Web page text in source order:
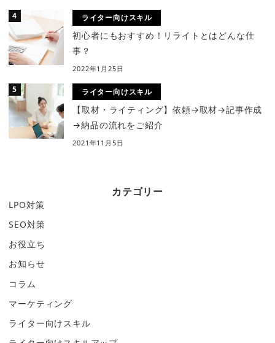
ライター向けスキル
初心者にもおすすめ！リライトとはどんな仕
事？
2022年1月25日
ライター向けスキル
【取材・ライティング】依頼→取材→記事作成
→納品の流れをご紹介
2021年11月5日
カテゴリー
LPO対策
SEO対策
お役立ち
お知らせ
コラム
マーケティング
ライター向けスキル